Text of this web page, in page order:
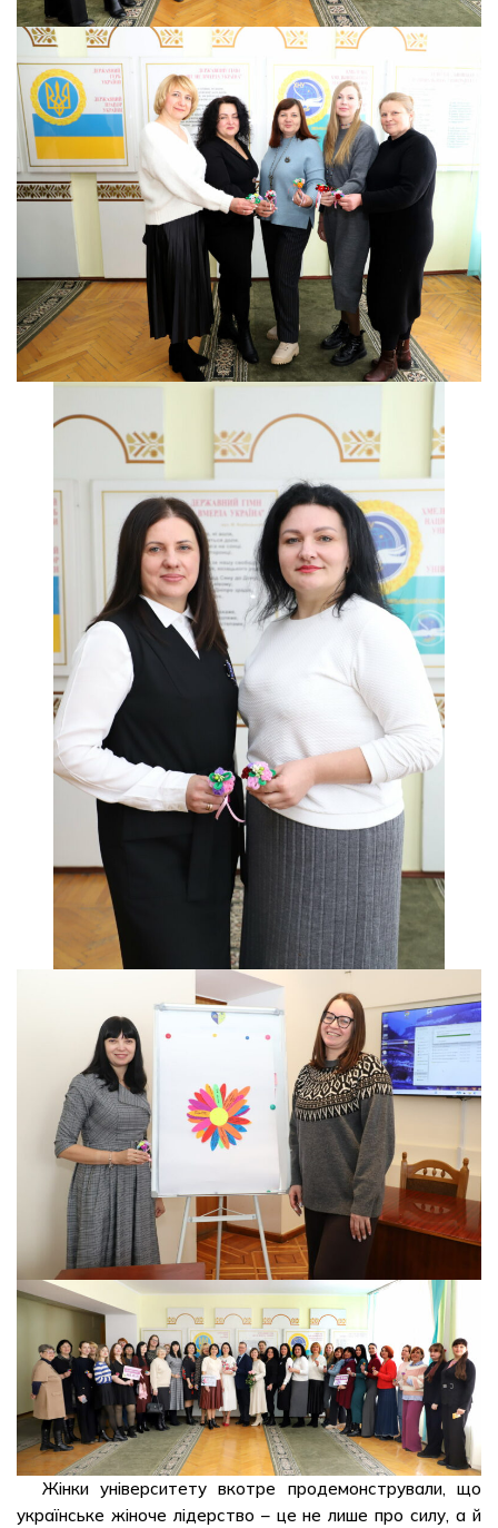
Жінки університету вкотре продемонстрували, що
українське жіноче лідерство – це не лише про силу, а й